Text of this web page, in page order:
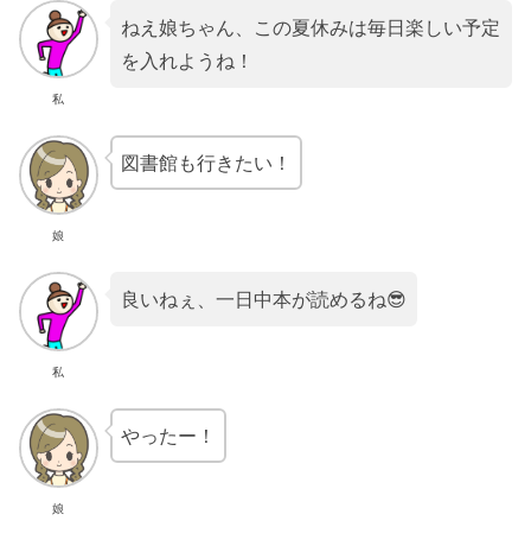
私
ねえ娘ちゃん、この夏休みは毎日楽しい予定
を入れようね！
娘
図書館も行きたい！
私
良いねぇ、一日中本が読めるね😎
娘
やったー！